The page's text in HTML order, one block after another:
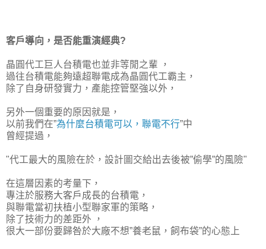
客戶導向，是否能重演經典?
晶圓代工巨人台積電也並非等閒之輩 ，
過往台積電能夠遠超聯電成為晶圓代工霸主，
除了自身研發實力，產能控管堅強以外，
另外一個重要的原因就是，
以前我們在”為什麼台積電可以，聯電不行”中
曾經提過，
"代工最大的風險在於，設計圖交給出去後被”偷學”的風險"
在這層因素的考量下，
專注於服務大客戶成長的台積電，
與聯電當初扶植小型聯家軍的策略，
除了技術力的差距外 ，
很大一部份要歸咎於大廠不想”養老鼠，飼布袋”的心態上